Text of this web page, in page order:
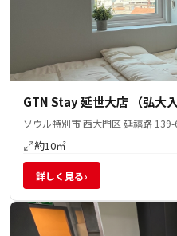
GTN Stay 延世大店 （弘大
ソウル特別市 西大門区 延禧路 139-
約10㎡
詳しく見る›